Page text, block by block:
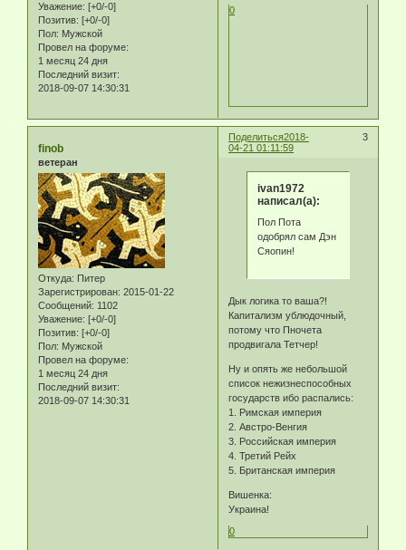
Уважение: [+0/-0]
Позитив: [+0/-0]
Пол: Мужской
Провел на форуме:
1 месяц 24 дня
Последний визит:
2018-09-07 14:30:31
0
Поделиться 3
2018-
04-21 01:11:59
finob
ветеран
Откуда: Питер
Зарегистрирован: 2015-01-22
Сообщений: 1102
Уважение: [+0/-0]
Позитив: [+0/-0]
Пол: Мужской
Провел на форуме:
1 месяц 24 дня
Последний визит:
2018-09-07 14:30:31
ivan1972
написал(а):
Пол Пота
одобрял сам Дэн
Сяопин!
Дык логика то ваша?!
Капитализм ублюдочный,
потому что Пночета
продвигала Тетчер!
Ну и опять же небольшой
список нежизнеспособных
государств ибо распались:
1. Римская империя
2. Австро-Венгия
3. Российская империя
4. Третий Рейх
5. Британская империя
Вишенка:
Украина!
0